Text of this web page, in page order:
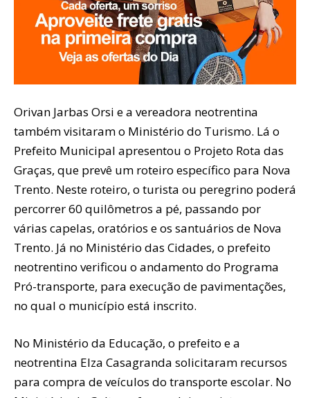
Orivan Jarbas Orsi e a vereadora neotrentina
também visitaram o Ministério do Turismo. Lá o
Prefeito Municipal apresentou o Projeto Rota das
Graças, que prevê um roteiro específico para Nova
Trento. Neste roteiro, o turista ou peregrino poderá
percorrer 60 quilômetros a pé, passando por
várias capelas, oratórios e os santuários de Nova
Trento. Já no Ministério das Cidades, o prefeito
neotrentino verificou o andamento do Programa
Pró-transporte, para execução de pavimentações,
no qual o município está inscrito.
No Ministério da Educação, o prefeito e a
neotrentina Elza Casagranda solicitaram recursos
para compra de veículos do transporte escolar. No